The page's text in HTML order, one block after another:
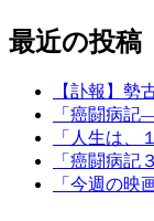
最近の投稿
【訃報】勢
「癌闘病記
「人生は、
「癌闘病記
「今週の映